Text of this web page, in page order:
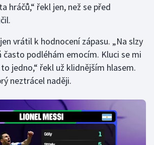
hráčů,“ řekl jen, než se před
vrátil k hodnocení zápasu. „Na slzy
často podléhám emocím. Kluci se mi
jedno,“ řekl už klidnějším hlasem.
neztrácel naději.